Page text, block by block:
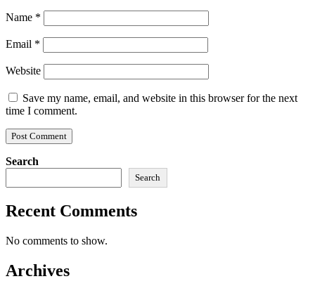
Name *
Email *
Website
Save my name, email, and website in this browser for the next
time I comment.
Search
Search
Recent Comments
No comments to show.
Archives